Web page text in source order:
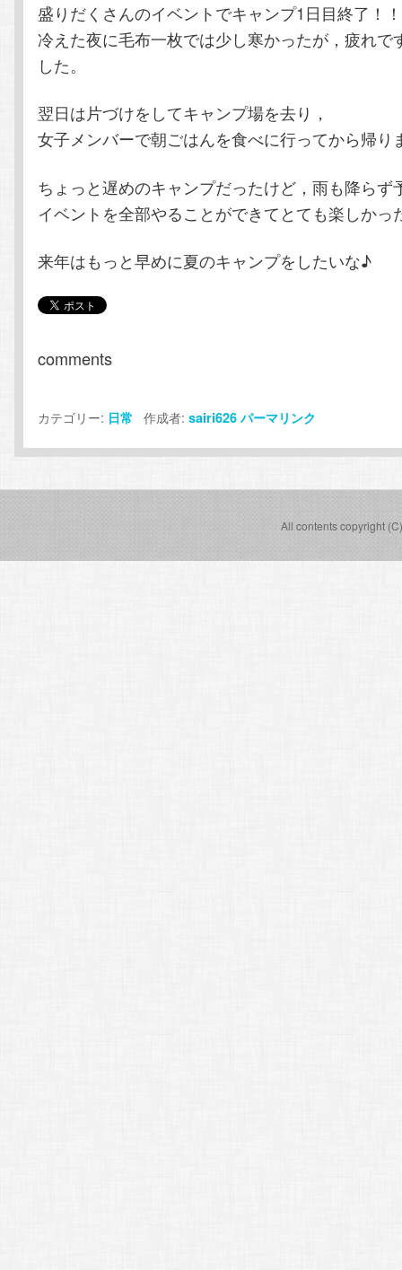
盛りだくさんのイベントでキャンプ1日目終了！！
冷えた夜に毛布一枚では少し寒かったが，疲れで
した。
翌日は片づけをしてキャンプ場を去り，
女子メンバーで朝ごはんを食べに行ってから帰り
ちょっと遅めのキャンプだったけど，雨も降らず
イベントを全部やることができてとても楽しかっ
来年はもっと早めに夏のキャンプをしたいな♪
comments
カテゴリー: 日常 作成者:sairi626 パーマリンク
All contents copyright